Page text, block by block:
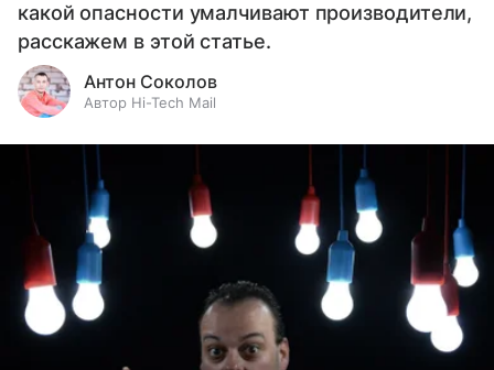
какой опасности умалчивают производители,
расскажем в этой статье.
Антон Соколов
Автор Hi-Tech Mail